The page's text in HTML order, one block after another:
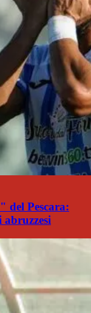
del Pescara:
abruzzesi